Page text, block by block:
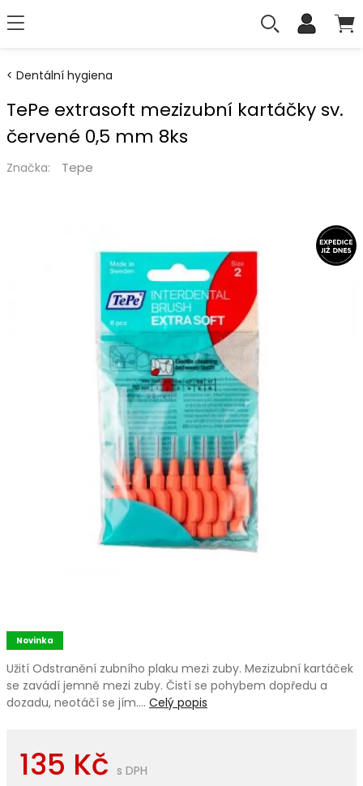
Dentální hygiena
TePe extrasoft mezizubní kartáčky sv.
červené 0,5 mm 8ks
Značka: Tepe
Novinka
Užití Odstranění zubního plaku mezi zuby. Mezizubní kartáček
se zavádí jemně mezi zuby. Čistí se pohybem dopředu a
dozadu, neotáčí se jím.… Celý popis
135 Kč s DPH